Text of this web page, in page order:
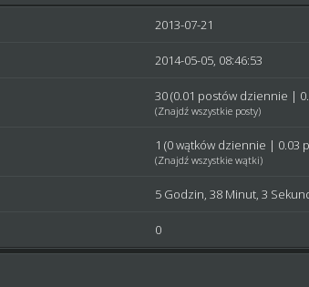
2013-07-21
2014-05-05, 08:46:53
30 (0.01 postów dziennie |
(Znajdź wszystkie posty)
1 (0 wątków dziennie | 0.03
(Znajdź wszystkie wątki)
5 Godzin, 38 Minut, 3
0